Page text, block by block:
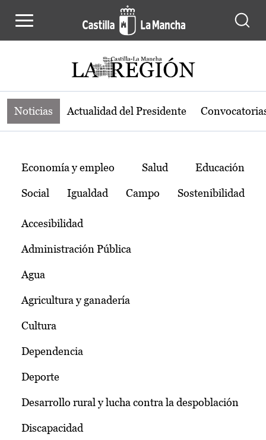
Noticias de la región de Castilla-La
Noticias Actualidad del Presidente
Temas
Economía y empleo Salud Educación
Social Igualdad Campo Sostenibilidad
Accesibilidad
Administración Pública
Agua
Agricultura y ganadería
Cultura
Dependencia
Deporte
Desarrollo rural y lucha contra la despoblación
Discapacidad